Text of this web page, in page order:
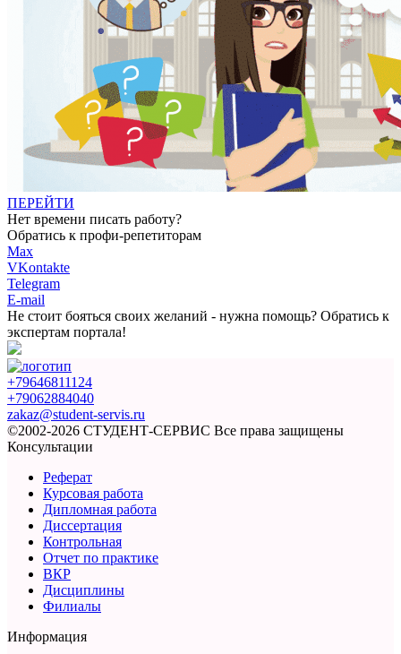
ПЕРЕЙТИ
Нет времени писать работу?
Обратись к профи-репетиторам
Max
VKontakte
Telegram
E-mail
Не стоит бояться своих желаний - нужна помощь? Обратись к
экспертам портала!
+79646811124
+79062884040
zakaz@student-servis.ru
©2002-2026 СТУДЕНТ-СЕРВИС Все права защищены
Консультации
Реферат
Курсовая работа
Дипломная работа
Диссертация
Контрольная
Отчет по практике
ВКР
Дисциплины
Филиалы
Информация